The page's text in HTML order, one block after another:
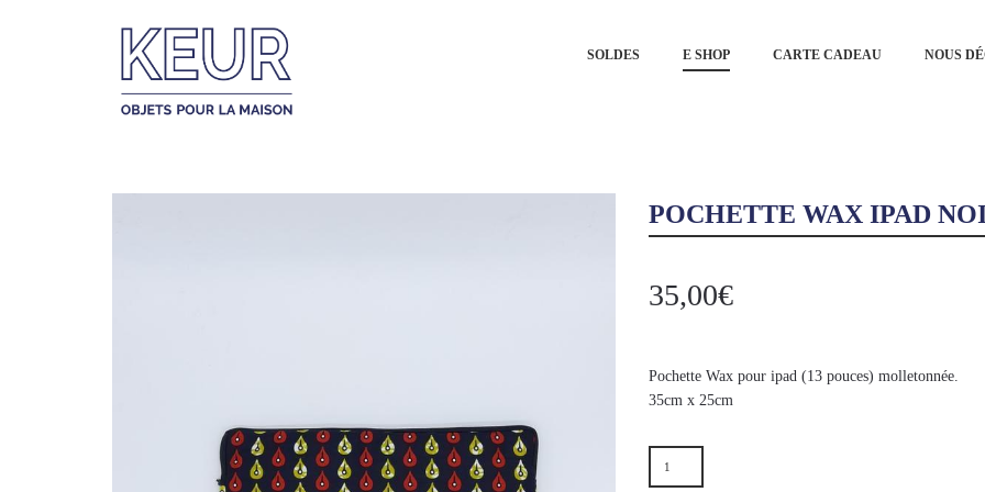
SKIP TO
SKIP TO
SOLDES E SHOP CARTE CADEAU NOUS
POCHETTE WAX IPAD
35,00€
Pochette Wax pour ipad (13 pouces) molletonnée.
35cm x 25cm